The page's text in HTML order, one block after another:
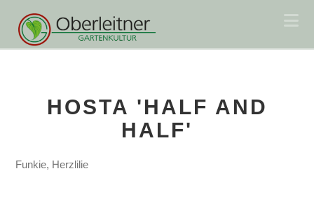
HOSTA 'HALF AND
HALF'
Funkie, Herzlilie